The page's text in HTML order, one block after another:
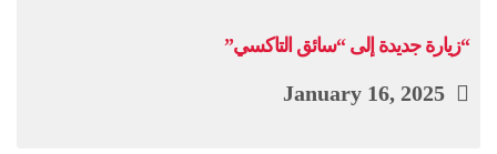
“زيارة جديدة إلى “سائق التاكسي”